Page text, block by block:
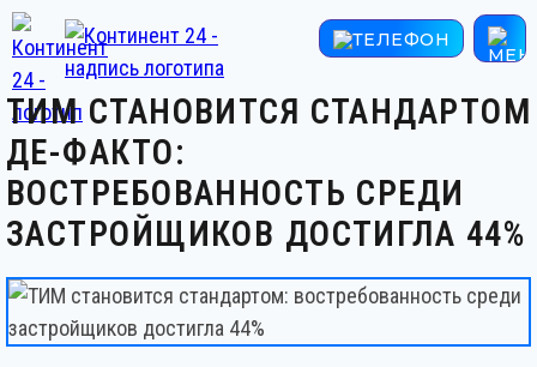
ТИМ СТАНОВИТСЯ СТАНДАРТОМ
ДЕ-ФАКТО:
ВОСТРЕБОВАННОСТЬ СРЕДИ
ЗАСТРОЙЩИКОВ ДОСТИГЛА 44%